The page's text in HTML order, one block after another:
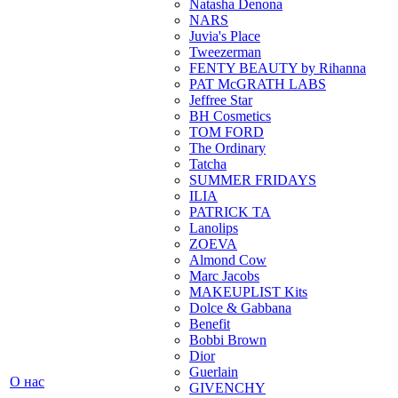
О нас
Natasha Denona
NARS
Juvia's Place
Tweezerman
FENTY BEAUTY by Rihanna
PAT McGRATH LABS
Jeffree Star
BH Cosmetics
TOM FORD
The Ordinary
Tatcha
SUMMER FRIDAYS
ILIA
PATRICK TA
Lanolips
ZOEVA
Almond Cow
Marc Jacobs
MAKEUPLIST Kits
Dolce & Gabbana
Benefit
Bobbi Brown
Dior
Guerlain
GIVENCHY